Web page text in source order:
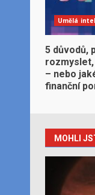
Umělá
5 důvodů,
rozmyslet,
– nebo
finanční
MOHLI